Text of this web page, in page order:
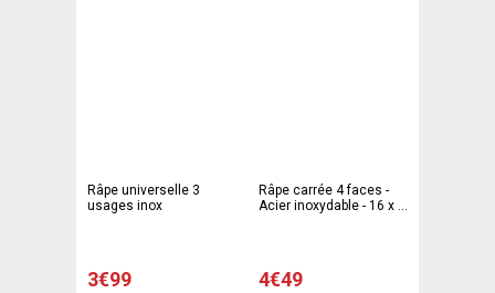
Râpe universelle 3
usages inox
3€99
Râpe carrée 4 faces -
Acier inoxydable - 16 x 9
4€49